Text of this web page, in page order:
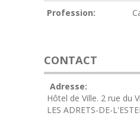
Profession:
CONTACT
Adresse:
Hôtel de Ville. 2 rue du
LES ADRETS-DE-